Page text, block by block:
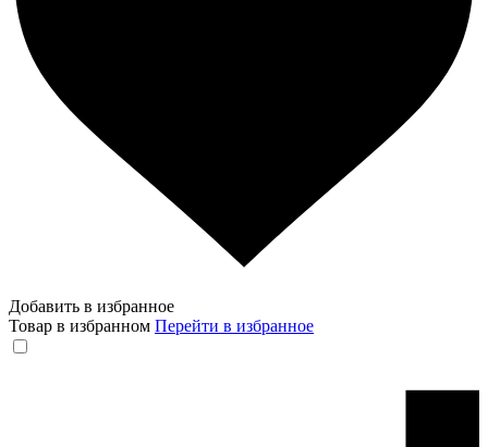
Добавить в избранное
Товар в избранном Перейти в избранное